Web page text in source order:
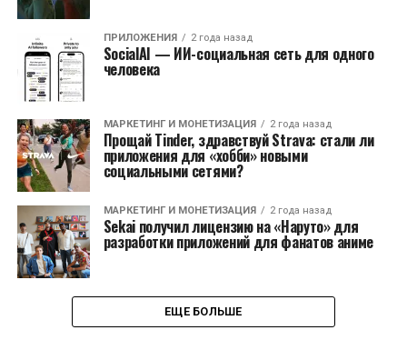
ПРИЛОЖЕНИЯ 2 года назад
SocialAI — ИИ-социальная сеть для одного
человека
МАРКЕТИНГ И МОНЕТИЗАЦИЯ 2 года назад
Прощай Tinder, здравствуй Strava: стали ли
приложения для «хобби» новыми
социальными сетями?
МАРКЕТИНГ И МОНЕТИЗАЦИЯ 2 года назад
Sekai получил лицензию на «Наруто» для
разработки приложений для фанатов аниме
ЕЩЕ БОЛЬШЕ